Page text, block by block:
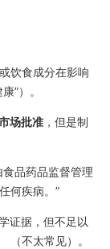
饮食成分在影响
”）。
场批准 ，但是制
品药品监督管理
何疾病。”
证据，但不足以
（不太常见）。